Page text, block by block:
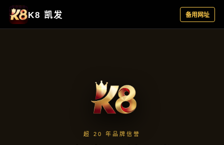
企业要闻
首页 企业要闻